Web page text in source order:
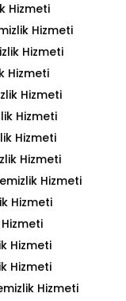
Hizmeti
Hizmeti
Hizmeti
Hizmeti
Hizmeti
Hizmeti
Hizmeti
Hizmeti
Hizmeti
Hizmeti
Hizmeti
Hizmeti
Hizmeti